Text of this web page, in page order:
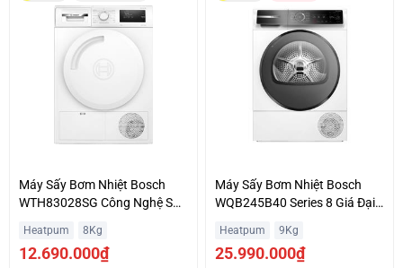
Máy Sấy Bơm Nhiệt Bosch
WTH83028SG Công Nghệ Sấy
Bất Ngờ
Heatpum 8Kg
12.690.000₫
Máy Sấy Bơm Nhiệt Bosch
WQB245B40 Series 8 Giá Đại
Heatpum 9Kg
25.990.000₫